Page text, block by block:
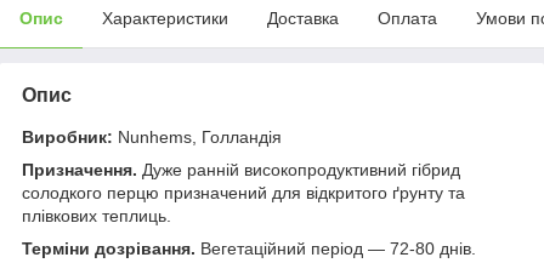
Опис Характеристики Доставка Оплата Умови
Опис
Виробник: Nunhems, Голландія
Призначення. Дуже ранній високопродуктивний гібрид
солодкого перцю призначений для відкритого ґрунту та
плівкових теплиць.
Терміни дозрівання. Вегетаційний період — 72-80 днів.